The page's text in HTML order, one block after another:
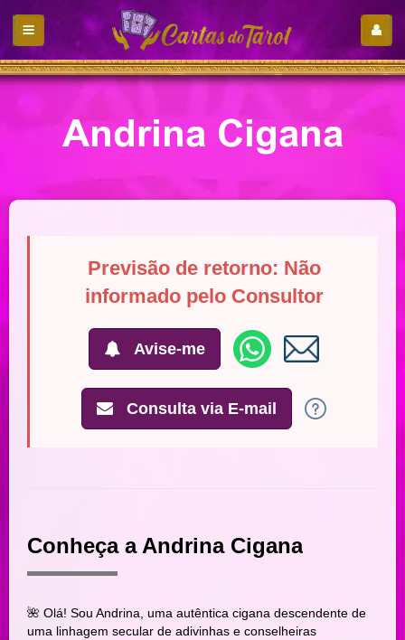
Andrina Cigana
Previsão de retorno: Não
informado pelo Consultor
Avise-me
Consulta via E-mail
Conheça a Andrina Cigana
🌺 Olá! Sou Andrina, uma autêntica cigana descendente de
uma linhagem secular de adivinhas e conselheiras